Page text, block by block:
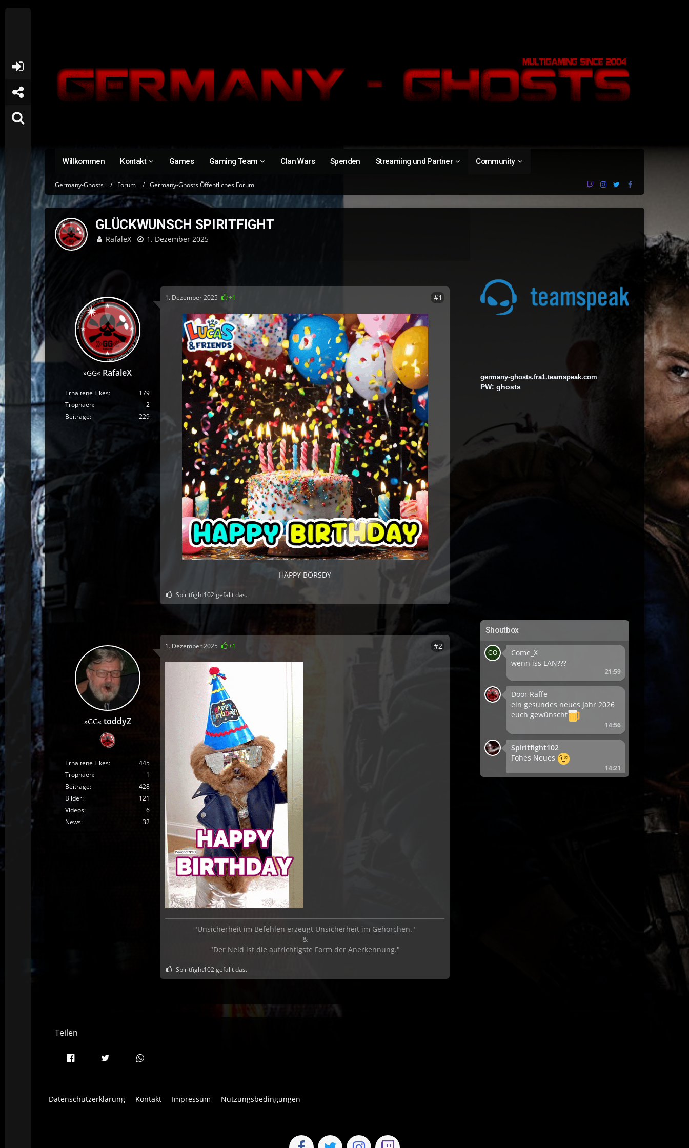
Willkommen Kontakt Games Gaming Team Clan Wars Spenden Streaming und Partner Community
Germany-Ghosts Forum Germany-Ghosts Öffentliches Forum
GLÜCKWUNSCH SPIRITFIGHT
RafaleX 1. Dezember 2025
»GG« RafaleX
Erhaltene Likes
179
Trophäen
2
Beiträge
229
1. Dezember 2025 +1 #1
HÄPPY BÖRSDY
Spiritfight102 gefällt das.
»GG« toddyZ
Erhaltene Likes
445
Trophäen
1
Beiträge
428
Bilder
121
Videos
6
News
32
1. Dezember 2025 +1 #2
"Unsicherheit im Befehlen erzeugt Unsicherheit im Gehorchen."
&
"Der Neid ist die aufrichtigste Form der Anerkennung."
Spiritfight102 gefällt das.
germany-ghosts.fra1.teamspeak.com
PW: ghosts
Shoutbox
Come_X
wenn iss LAN???
21:59
Door Raffe
ein gesundes neues Jahr 2026
euch gewünscht
14:56
Spiritfight102
Fohes Neues
14:21
Teilen
Datenschutzerklärung Kontakt Impressum Nutzungsbedingungen